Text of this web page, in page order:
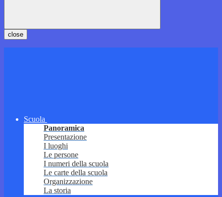
close
Scuola
Panoramica
Presentazione
I luoghi
Le persone
I numeri della scuola
Le carte della scuola
Organizzazione
La storia